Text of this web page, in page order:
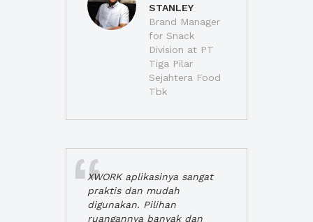
STANLEY
Brand Manager
for Snack
Division at PT
Tiga Pilar
Sejahtera Food
Tbk
XWORK aplikasinya sangat
praktis dan mudah
digunakan. Pilihan
ruangannya banyak dan